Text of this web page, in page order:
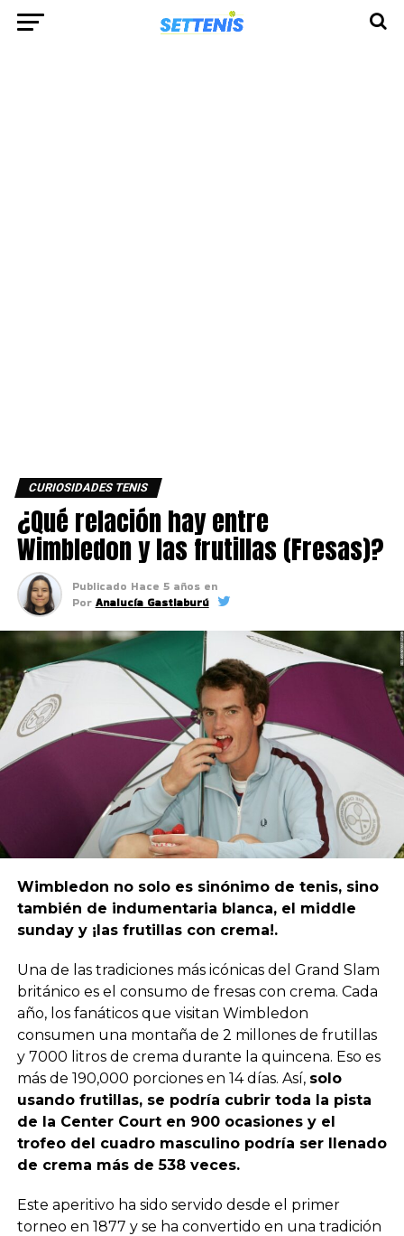
CURIOSIDADES TENIS
¿Qué relación hay entre
Wimbledon y las frutillas (Fresas)?
Publicado Hace 5 años en
Por Analucía Gastiaburú
Wimbledon no solo es sinónimo de tenis, sino
también de indumentaria blanca, el middle
sunday y ¡las frutillas con crema!.
Una de las tradiciones más icónicas del Grand Slam
británico es el consumo de fresas con crema. Cada
año, los fanáticos que visitan Wimbledon
consumen una montaña de 2 millones de frutillas
y 7000 litros de crema durante la quincena. Eso es
más de 190,000 porciones en 14 días. Así, solo
usando frutillas, se podría cubrir toda la pista
de la Center Court en 900 ocasiones y el
trofeo del cuadro masculino podría ser llenado
de crema más de 538 veces.
Este aperitivo ha sido servido desde el primer
torneo en 1877 y se ha convertido en una tradición